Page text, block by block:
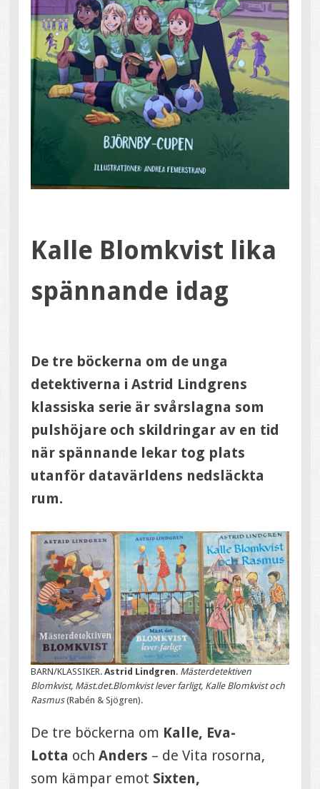
Kalle Blomkvist lika
spännande idag
De tre böckerna om de unga
detektiverna i Astrid Lindgrens
klassiska serie är svårslagna som
pulshöjare och skildringar av en tid
när spännande lekar tog plats
utanför datavärldens nedsläckta
rum.
BARN/KLASSIKER.Astrid Lindgren. Mästerdetektiven
Blomkvist, Mäst.det.Blomkvist lever farligt, Kalle Blomkvist och
Rasmus(Rabén & Sjögren).
De tre böckerna om Kalle, Eva-
Lotta och Anders – de Vita rosorna,
som kämpar emot Sixten,